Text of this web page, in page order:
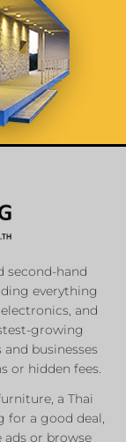
Sellers
Agents
Sale & Rent
Now
second-hand
everything
and
growing
businesses
hidden fees.
a Thai
for a good deal,
or browse